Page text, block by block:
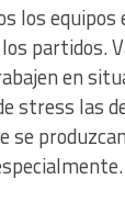
los
partidos.
en
stress las
se